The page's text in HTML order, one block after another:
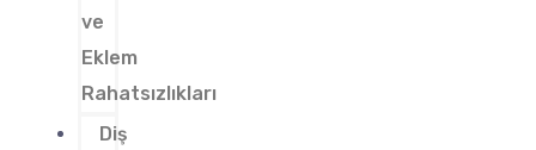
ve
Eklem
Rahatsızlıkları
Diş